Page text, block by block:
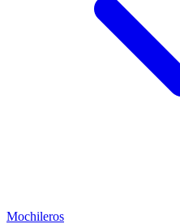
Mochileros